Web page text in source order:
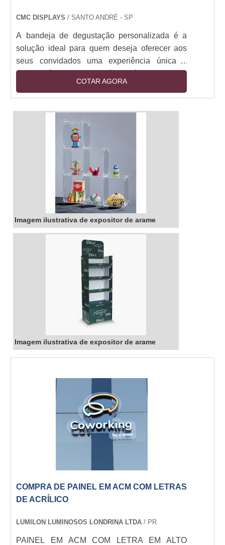
CMC DISPLAYS/ SANTO ANDRÉ - SP
A bandeja de degustação personalizada é a
solução ideal para quem deseja oferecer aos
seus convidados uma experiência única e
inesquecível. Com ela, é possível criar uma
seleção de pratos e bebidas que se adequem
ao gosto de cada um. Além disso, a bandeja de
degustação personalizada é prática e versátil,
pois pode ser montada de acordo com o tema
da festa ou evento. Seja para um jantar íntimo
ou para um grande evento, a bandeja de
degustação personalizada é a escolha certa
para surpreender os seus convidados.
COTAR AGORA
Imagem ilustrativa de expositor de arame
Imagem ilustrativa de expositor de arame
COMPRA DE PAINEL EM ACM COM LETRAS
DE ACRÍLICO
LUMILON LUMINOSOS LONDRINA LTDA / PR
PAINEL EM ACM COM LETRA EM ALTO